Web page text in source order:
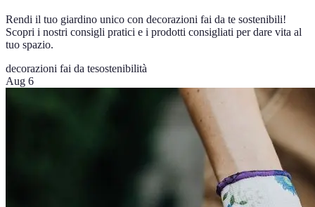
Rendi il tuo giardino unico con decorazioni fai da te sostenibili!
Scopri i nostri consigli pratici e i prodotti consigliati per dare vita al
tuo spazio.
decorazioni fai da tesostenibilità
Aug 6